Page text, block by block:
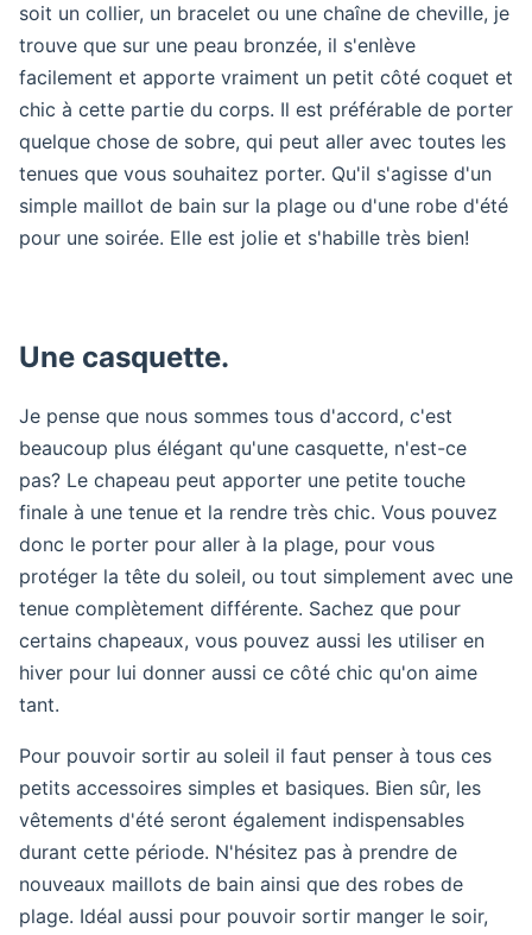
soit un collier, un bracelet ou une chaîne de cheville, je
trouve que sur une peau bronzée, il s'enlève
facilement et apporte vraiment un petit côté coquet et
chic à cette partie du corps. Il est préférable de porter
quelque chose de sobre, qui peut aller avec toutes les
tenues que vous souhaitez porter. Qu'il s'agisse d'un
simple maillot de bain sur la plage ou d'une robe d'été
pour une soirée. Elle est jolie et s'habille très bien!
Une casquette.
Je pense que nous sommes tous d'accord, c'est
beaucoup plus élégant qu'une casquette, n'est-ce
pas? Le chapeau peut apporter une petite touche
finale à une tenue et la rendre très chic. Vous pouvez
donc le porter pour aller à la plage, pour vous
protéger la tête du soleil, ou tout simplement avec une
tenue complètement différente. Sachez que pour
certains chapeaux, vous pouvez aussi les utiliser en
hiver pour lui donner aussi ce côté chic qu'on aime
tant.
Pour pouvoir sortir au soleil il faut penser à tous ces
petits accessoires simples et basiques. Bien sûr, les
vêtements d'été seront également indispensables
durant cette période. N'hésitez pas à prendre de
nouveaux maillots de bain ainsi que des robes de
plage. Idéal aussi pour pouvoir sortir manger le soir,